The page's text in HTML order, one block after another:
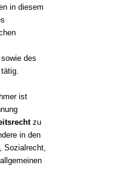
in diesem
des
ist
zu
in den
Sozialrecht,